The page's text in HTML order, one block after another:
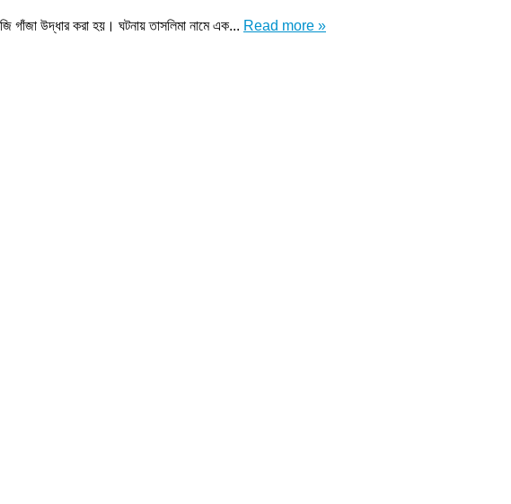
গাঁজা উদ্ধার করা হয়। ঘটনায় তাসলিমা নামে এক... Read more »